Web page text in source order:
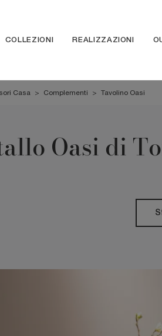
COLLEZIONI REALIZZAZIONI
Casa > Complementi > Tavolino Oasi
Oasi di